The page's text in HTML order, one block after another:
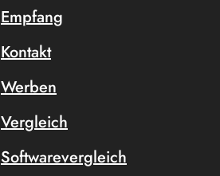
Empfang
Kontakt
Werben
Vergleich
Softwarevergleich